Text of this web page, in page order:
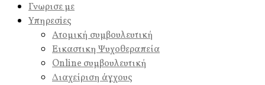
Γνωρισε με
Υπηρεσiες
Ατομική συμβουλευτική
Εικαστικη Ψυχοθεραπεία
Online συμβουλευτική
Διαχείριση άγχους